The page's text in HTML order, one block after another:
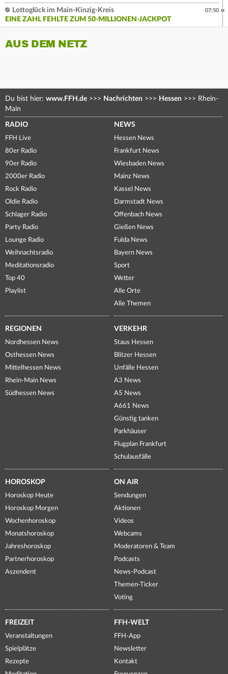
Lottoglück im Main-Kinzig-Kreis
EINE ZAHL FEHLTE ZUM 50-MILLIONEN-JACKPOT
07:50
AUS DEM NETZ
Du bist hier: www.FFH.de >>> Nachrichten >>> Hessen >>> Rhein-
Main
RADIO
FFH Live
80er Radio
90er Radio
2000er Radio
Rock Radio
Oldie Radio
Schlager Radio
Party Radio
Lounge Radio
Weihnachtsradio
Meditationsradio
Top 40
Playlist
NEWS
Hessen News
Frankfurt News
Wiesbaden News
Mainz News
Kassel News
Darmstadt News
Offenbach News
Gießen News
Fulda News
Bayern News
Sport
Wetter
Alle Orte
Alle Themen
REGIONEN
Nordhessen News
Osthessen News
Mittelhessen News
Rhein-Main News
Südhessen News
VERKEHR
Staus Hessen
Blitzer Hessen
Unfälle Hessen
A3 News
A5 News
A661 News
Günstig tanken
Parkhäuser
Flugplan Frankfurt
Schulausfälle
HOROSKOP
Horoskop Heute
Horoskop Morgen
Wochenhoroskop
Monatshoroskop
Jahreshoroskop
Partnerhoroskop
Aszendent
ON AIR
Sendungen
Aktionen
Videos
Webcams
Moderatoren & Team
Podcasts
News-Podcast
Themen-Ticker
Voting
FREIZEIT
Veranstaltungen
Spielplätze
Rezepte
FFH-WELT
FFH-App
Newsletter
Kontakt